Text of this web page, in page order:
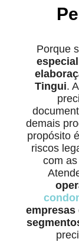
Porque
Tingui. A
demais
propósito
riscos
com as